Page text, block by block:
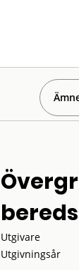
Utgivare
Utgivningsår